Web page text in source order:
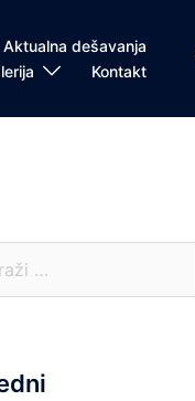
Aktualna dešavanja
Kontakt